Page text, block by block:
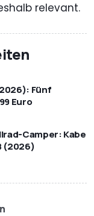
relevant.
Fünf
Euro
Camper: Kabe
(2026)